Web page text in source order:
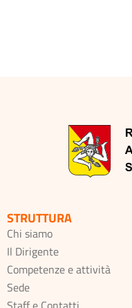
STRUTTURA
Chi siamo
Il Dirigente
Competenze e attività
Sede